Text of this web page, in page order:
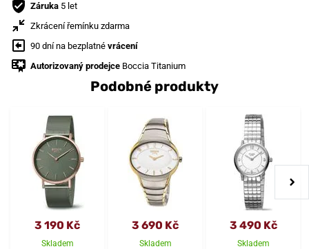
Záruka 5 let
Zkrácení řemínku zdarma
90 dní na bezplatné vrácení
Autorizovaný prodejce Boccia Titanium
Podobné produkty
3 190 Kč
Skladem
3 690 Kč
Skladem
3 490 Kč
Skladem